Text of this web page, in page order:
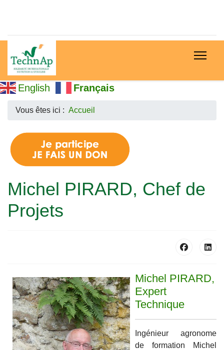
English Français
Vous êtes ici : Accueil
Michel PIRARD, Chef de
Projets
Michel PIRARD,
Expert
Technique
Ingénieur agronome
de formation Michel